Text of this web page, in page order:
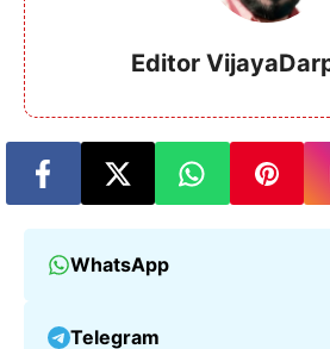
Editor
WhatsApp
Telegram